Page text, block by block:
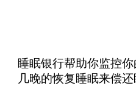
睡眠银行帮助你监控
几晚的恢复睡眠来偿